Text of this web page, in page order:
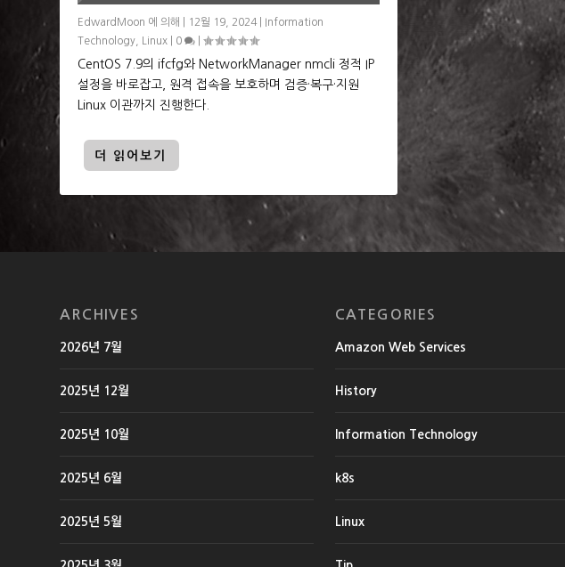
EdwardMoon 에 의해 | 12월 19, 2024| Information
Technology
Linux 0 |
CentOS 7.9의 ifcfg와 NetworkManager nmcli 정적 IP
설정을 바로잡고, 원격 접속을 보호하며 검증·복구·지원
Linux 이관까지 진행한다.
더 읽어보기
ARCHIVES
2026년 7월
2025년 12월
2025년 10월
2025년 6월
2025년 5월
CATEGORIES
Amazon Web Services
History
Information Technology
k8s
Linux